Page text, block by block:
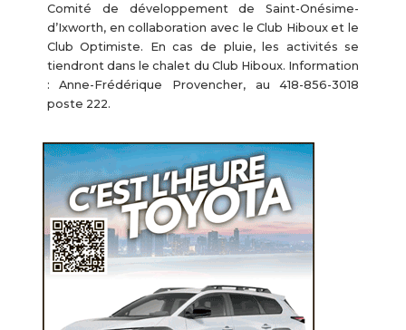
Comité de développement de Saint-Onésime-
d’Ixworth, en collaboration avec le Club Hiboux et le
Club Optimiste. En cas de pluie, les activités se
tiendront dans le chalet du Club Hiboux. Information
: Anne-Frédérique Provencher, au 418-856-3018
poste 222.